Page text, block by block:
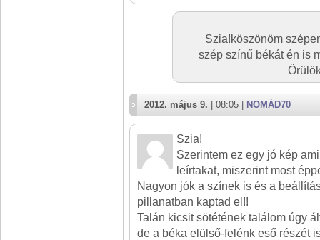
Szia!köszönöm
szép színű békát én is
2012. május 9. | 08:05 | NOMÁD70
Szia!
Szerintem ez egy jó kép
leírtakat, miszerint most
Nagyon jók a színek is és a
pillanatban kaptad el!!
Talán kicsit sötétének találom úgy
de a béka elülső-felénk eső részét